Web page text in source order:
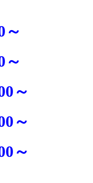
～
～
～